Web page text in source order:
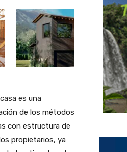
es una
de los métodos
con estructura de
propietarios, ya